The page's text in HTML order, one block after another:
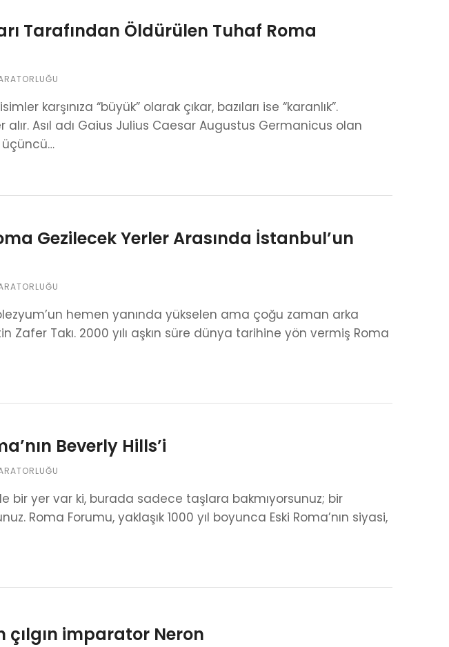
Tarafından Öldürülen Tuhaf Roma
karşınıza “büyük” olarak çıkar, bazıları ise “karanlık”.
Asıl adı Gaius Julius Caesar Augustus Germanicus olan
üçüncü…
Gezilecek Yerler Arasında İstanbul’un
hemen yanında yükselen ama çoğu zaman arka
Zafer Takı. 2000 yılı aşkın süre dünya tarihine yön vermiş Roma
Beverly Hills’i
bir yer var ki, burada sadece taşlara bakmıyorsunuz; bir
Roma Forumu, yaklaşık 1000 yıl boyunca Eski Roma’nın siyasi,
çılgın imparator Neron